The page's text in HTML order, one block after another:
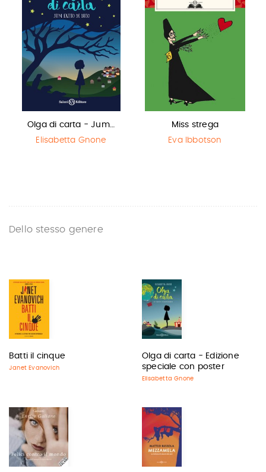
Olga di carta - Jum…
Elisabetta Gnone
Miss strega
Eva Ibbotson
Dello stesso genere
Batti il cinque
Janet Evanovich
Olga di carta - Edizione
speciale con poster
Elisabetta Gnone